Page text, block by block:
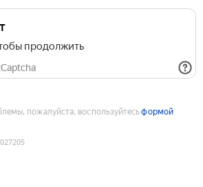
продолжить
пожалуйста, воспользуйтесьформой